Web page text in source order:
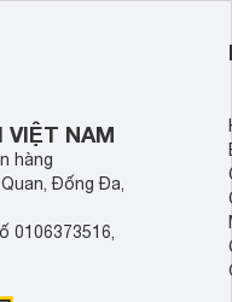
hợp lý đồng thời có
làm nước nóng rất
VIỆT NAM
hàng
Đống Đa,
0106373516,